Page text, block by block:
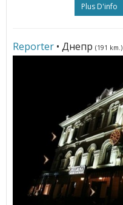
Plus D'info
Reporter • Днепр (191 km.)